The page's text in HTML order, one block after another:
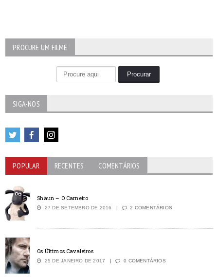
PROCURE UM FILME
SIGA-NOS
POPULAR RECENTES COMENTÁRIOS
Shaun – O Carneiro
27 DE SETEMBRO DE 2016 2 COMENTÁRIOS
Os Últimos Cavaleiros
25 DE JANEIRO DE 2017 0 COMENTÁRIOS